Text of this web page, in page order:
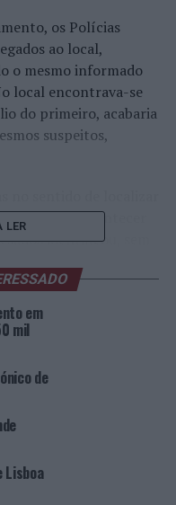
os Polícias
ao local,
o mesmo informado
local encontrava-se
do primeiro, acabaria
suspeitos,
por acontecer
identificou, sem
e entregues aos
de hoje a primeiro
das respetivas
LER
em
mil
de
Lisboa